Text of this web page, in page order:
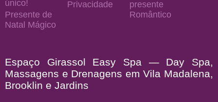
único!
Presente de
Natal Mágico
Privacidade
presente
Romântico
Espaço Girassol Easy Spa — Day Spa,
Massagens e Drenagens em Vila Madalena,
Brooklin e Jardins